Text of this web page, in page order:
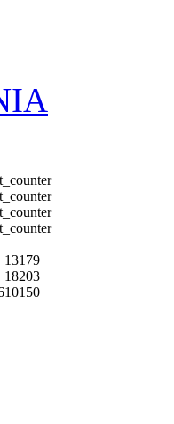
13179
18203